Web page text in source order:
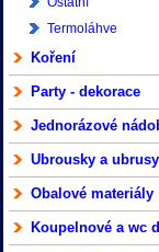
Termoláhve
Koření
Party - dekorace
Jednorázové
Ubrousky a ubrusy
Obalové materiály
Koupelnové a wc